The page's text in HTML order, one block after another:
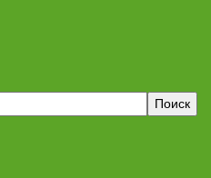
Поиск